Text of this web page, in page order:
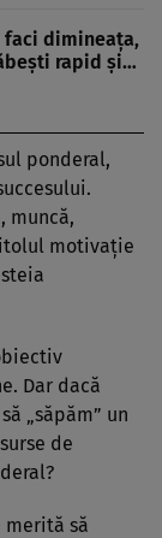
faci dimineața,
rapid și…
ponderal,
muncă,
motivaţie
Dar dacă
„săpăm” un
de
merită să